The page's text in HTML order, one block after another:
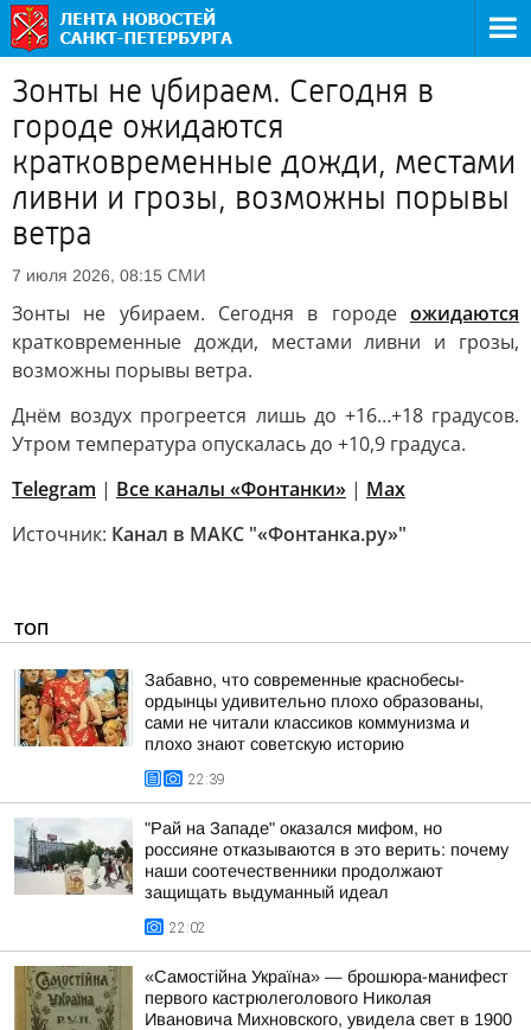
Зонты не убираем. Сегодня в
городе ожидаются
кратковременные дожди, местами
ливни и грозы, возможны порывы
ветра
7 июля 2026, 08:15 СМИ
Зонты не убираем. Сегодня в городе ожидаются
кратковременные дожди, местами ливни и грозы,
возможны порывы ветра.
Днём воздух прогреется лишь до +16…+18 градусов.
Утром температура опускалась до +10,9 градуса.
Telegram | Все каналы «Фонтанки» | Max
Источник: Канал в МАКС "«Фонтанка.ру»"
ТОП
Забавно, что современные краснобесы-
ордынцы удивительно плохо образованы,
сами не читали классиков коммунизма и
плохо знают советскую историю
22:39
"Рай на Западе" оказался мифом, но
россияне отказываются в это верить: почему
наши соотечественники продолжают
защищать выдуманный идеал
22:02
«Самостійна Україна» — брошюра-манифест
первого кастрюлеголового Николая
Ивановича Михновского, увидела свет в 1900